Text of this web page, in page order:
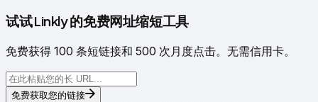
试试 Linkly 的免费网址缩短工具
免费获得 100 条短链接和 500 次月度点击。无需信用卡。
免费获取您的链接